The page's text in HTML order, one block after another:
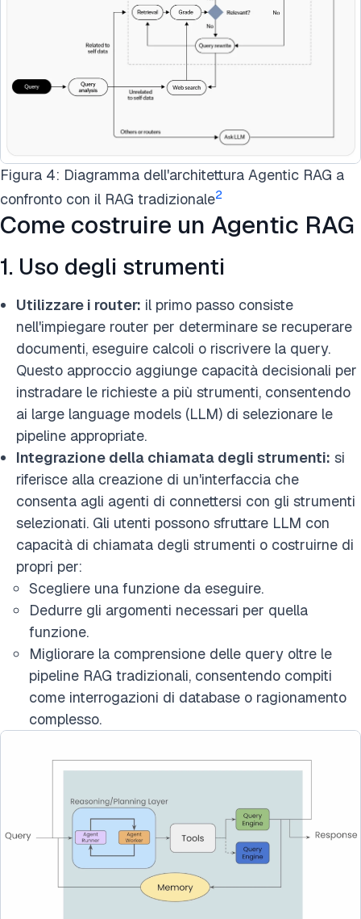
Figura 4: Diagramma dell'architettura Agentic RAG a
confronto con il RAG tradizionale2
Come costruire un Agentic RAG
1. Uso degli strumenti
Utilizzare i router: il primo passo consiste
nell'impiegare router per determinare se recuperare
documenti, eseguire calcoli o riscrivere la query.
Questo approccio aggiunge capacità decisionali per
instradare le richieste a più strumenti, consentendo
ai large language models (LLM) di selezionare le
pipeline appropriate.
Integrazione della chiamata degli strumenti: si
riferisce alla creazione di un'interfaccia che
consenta agli agenti di connettersi con gli strumenti
selezionati. Gli utenti possono sfruttare LLM con
capacità di chiamata degli strumenti o costruirne di
propri per:
Scegliere una funzione da eseguire.
Dedurre gli argomenti necessari per quella
funzione.
Migliorare la comprensione delle query oltre le
pipeline RAG tradizionali, consentendo compiti
come interrogazioni di database o ragionamento
complesso.